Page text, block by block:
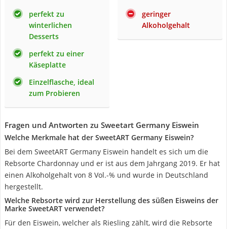
perfekt zu
winterlichen
Desserts
perfekt zu einer
Käseplatte
Einzelflasche, ideal
zum Probieren
geringer
Alkoholgehalt
Fragen und Antworten zu Sweetart Germany Eiswein
Welche Merkmale hat der SweetART Germany Eiswein?
Bei dem SweetART Germany Eiswein handelt es sich um die
Rebsorte Chardonnay und er ist aus dem Jahrgang 2019. Er hat
einen Alkoholgehalt von 8 Vol.-% und wurde in Deutschland
hergestellt.
Welche Rebsorte wird zur Herstellung des süßen Eisweins der
Marke SweetART verwendet?
Für den Eiswein, welcher als Riesling zählt, wird die Rebsorte